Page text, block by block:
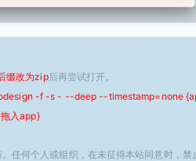
缀改为zip后再尝试打开。
-f -s - --deep --timestamp=none
入app}
任何个人或组织，在未征得本站同意时，